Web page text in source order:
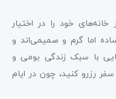
خود را در اختیار
اما گرم و صمیمی‌اند و
با سبک زندگی بومی و
رزرو کنید، چون در ایام